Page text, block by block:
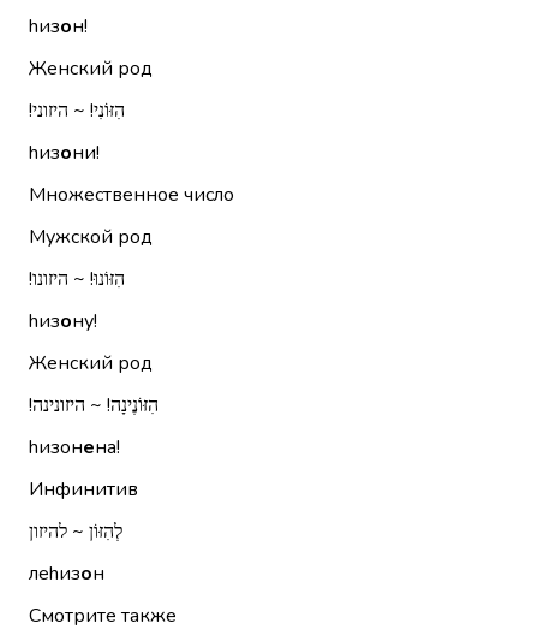
hизон!
Женский род
הִזּוֹנִי!‏ ~ היזוני!‏
hизони!
Множественное число
Мужской род
הִזּוֹנוּ!‏ ~ היזונו!‏
hизону!
Женский род
הִזּוֹנֶינָה!‏ ~ היזונינה!‏
hизонена!
Инфинитив
לְהִזּוֹן ~ להיזון
леhизон
Смотрите также